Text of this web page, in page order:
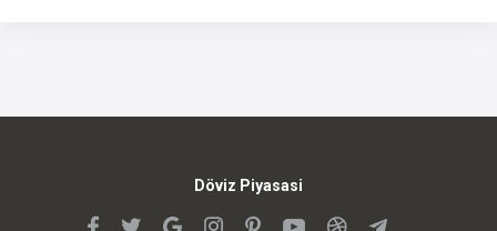
Döviz Piyasasi